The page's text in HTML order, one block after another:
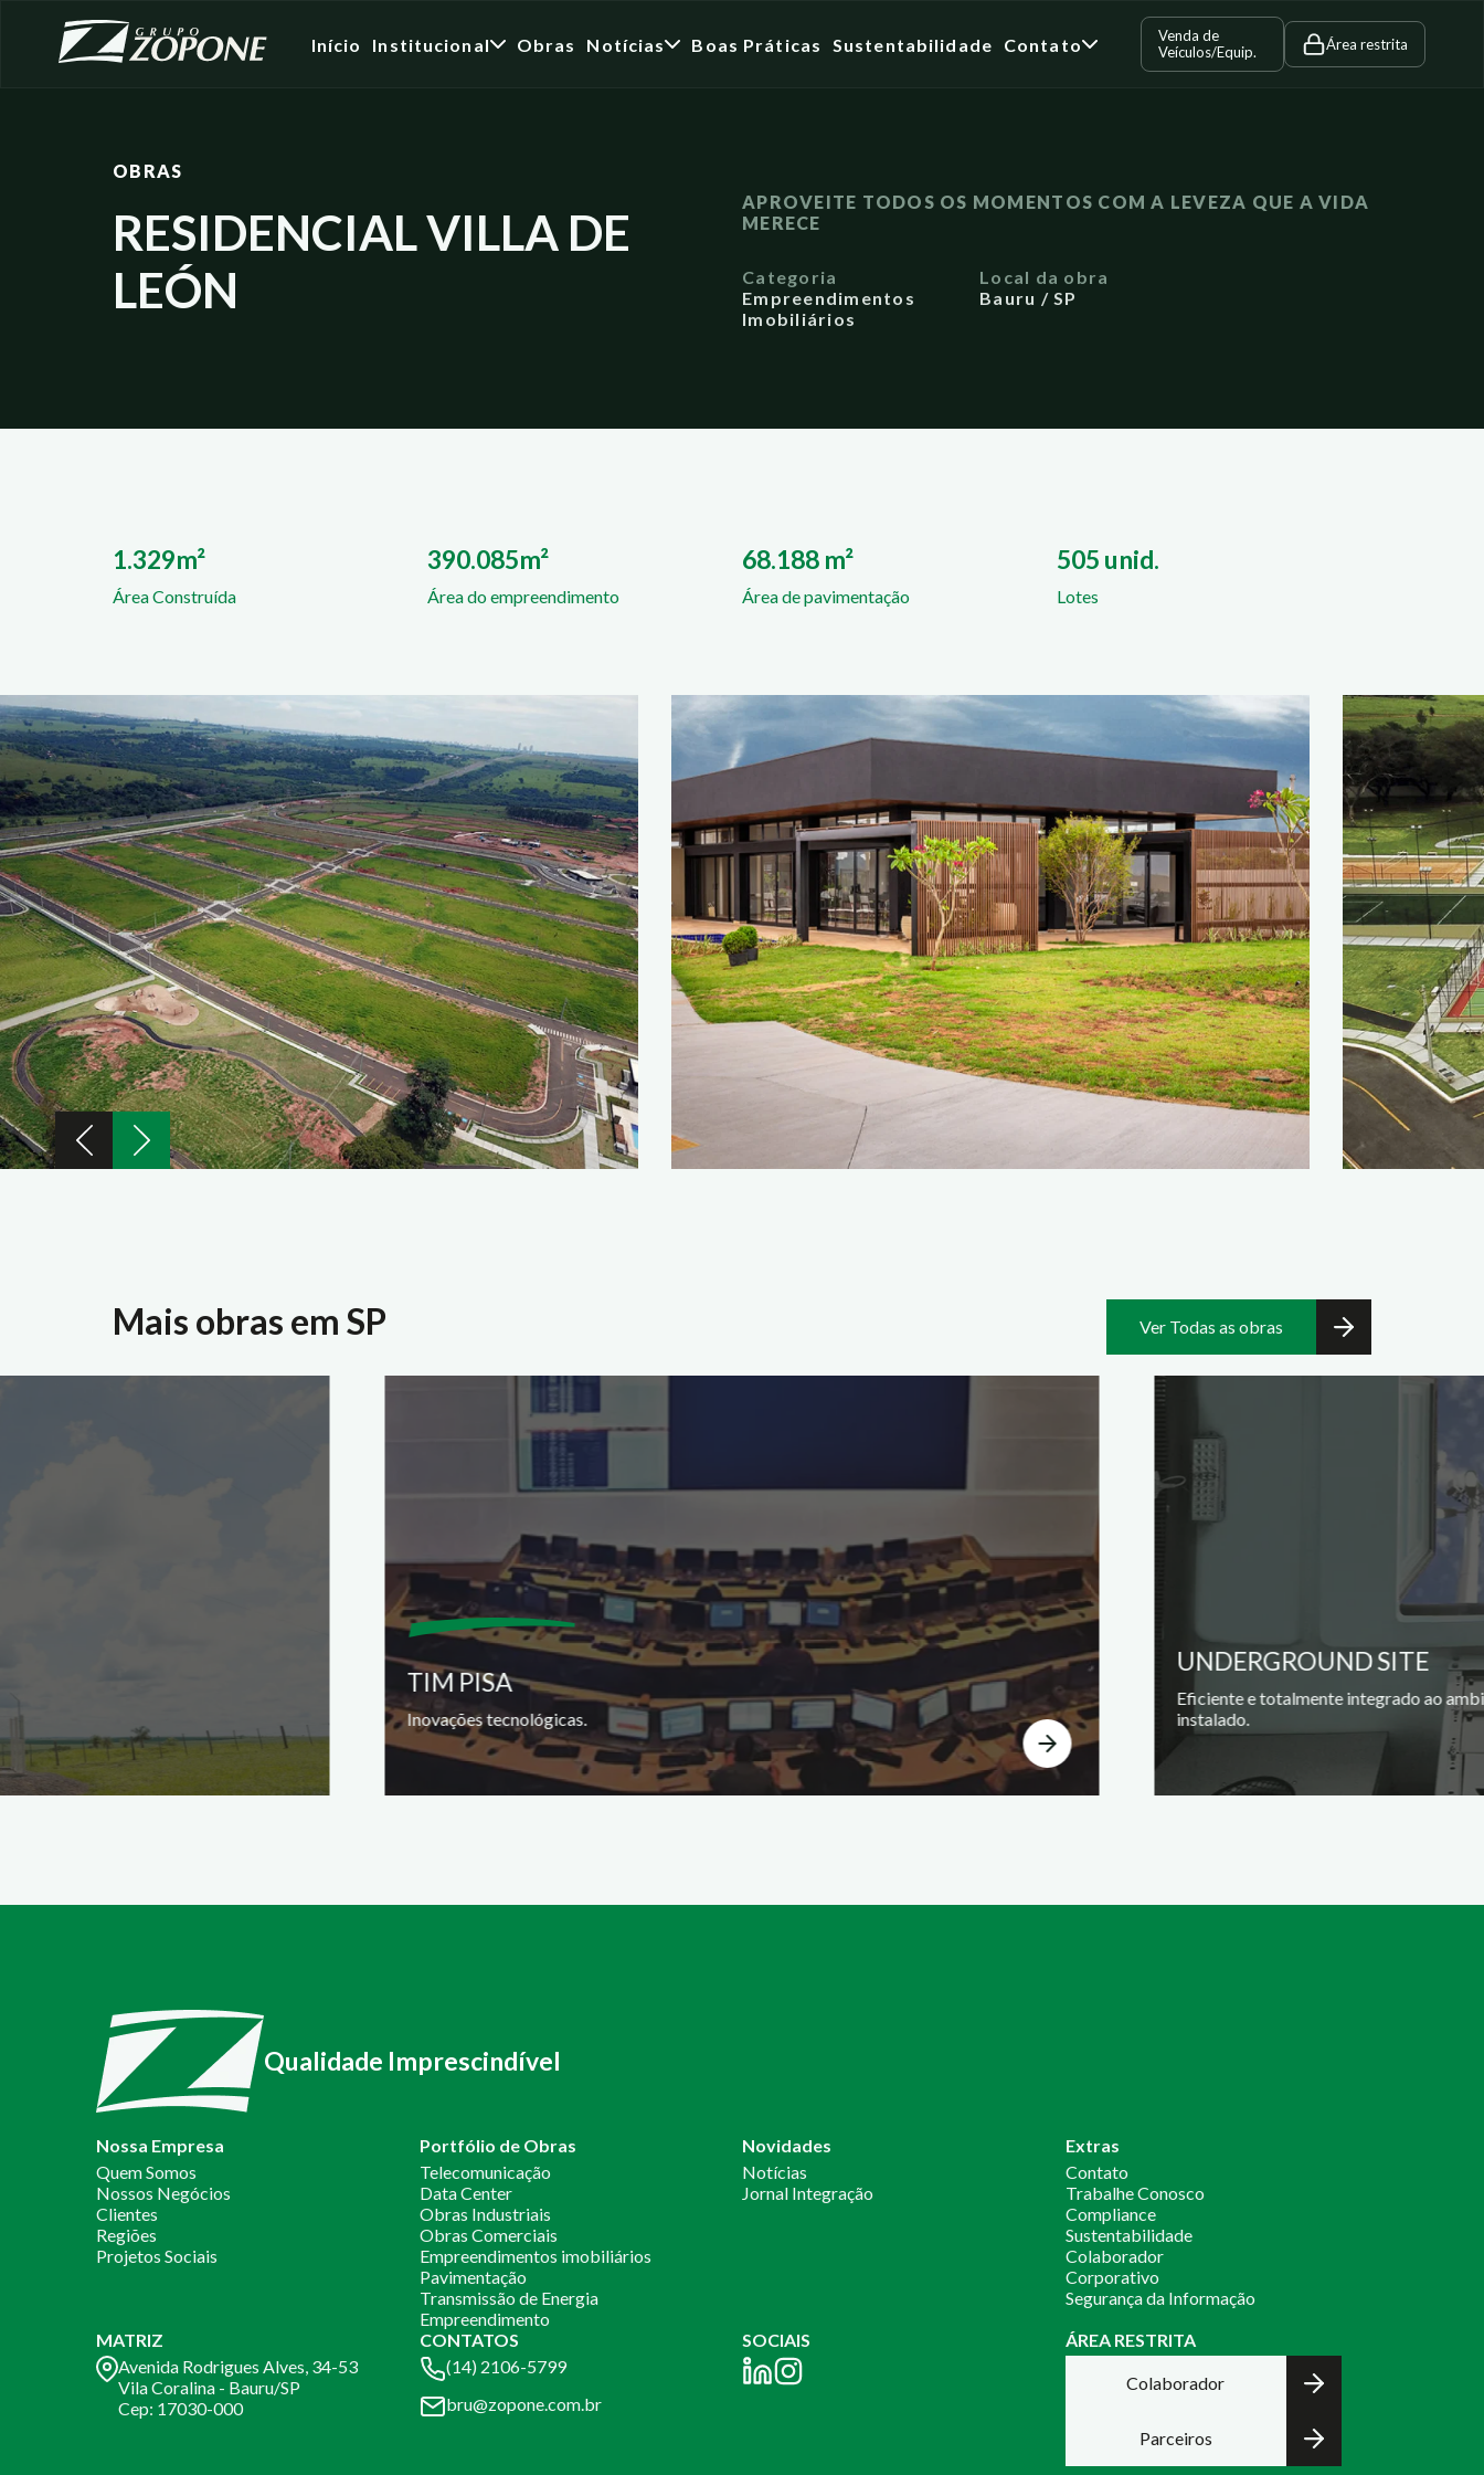
Início Institucional Obras Notícias Boas Práticas Sustentabilidade Contato
Venda de
Veículos/Equip.
Área restrita
OBRAS
RESIDENCIAL VILLA DE
LEÓN
APROVEITE TODOS OS MOMENTOS COM A LEVEZA QUE A VIDA
MERECE
Categoria
Empreendimentos
Imobiliários
Local da obra
Bauru / SP
1.329m²
Área Construída
390.085m²
Área do empreendimento
68.188 m²
Área de pavimentação
505 unid.
Lotes
Mais obras em SP Ver Todas as obras
TIM PISA
Inovações tecnológicas.
UNDERGROUND SITE
Eficiente e totalmente integrado ao
instalado.
Qualidade Imprescindível
Nossa Empresa
Quem Somos
Nossos Negócios
Clientes
Regiões
Projetos Sociais
Portfólio de Obras
Telecomunicação
Data Center
Obras Industriais
Obras Comerciais
Empreendimentos imobiliários
Pavimentação
Transmissão de Energia
Empreendimento
Novidades
Notícias
Jornal Integração
Extras
Contato
Trabalhe Conosco
Compliance
Sustentabilidade
Colaborador
Corporativo
Segurança da Informação
MATRIZ
Avenida Rodrigues Alves, 34-53
Vila Coralina - Bauru/SP
Cep: 17030-000
CONTATOS
(14) 2106-5799
bru@zopone.com.br
SOCIAIS ÁREA RESTRITA
Colaborador
Parceiros